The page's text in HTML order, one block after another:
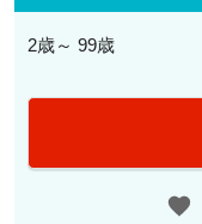
2歳～ 99歳